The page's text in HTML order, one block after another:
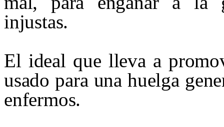
injustas.
El ideal que lleva a
usado para una huelga
enfermos.